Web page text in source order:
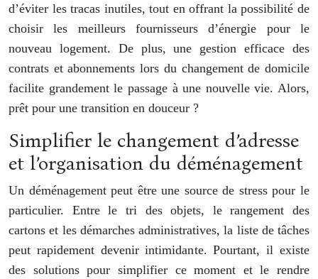
d’éviter les tracas inutiles, tout en offrant la possibilité de
choisir les meilleurs fournisseurs d’énergie pour le
nouveau logement. De plus, une gestion efficace des
contrats et abonnements lors du changement de domicile
facilite grandement le passage à une nouvelle vie. Alors,
prêt pour une transition en douceur ?
Simplifier le changement d’adresse
et l’organisation du déménagement
Un déménagement peut être une source de stress pour le
particulier. Entre le tri des objets, le rangement des
cartons et les démarches administratives, la liste de tâches
peut rapidement devenir intimidante. Pourtant, il existe
des solutions pour simplifier ce moment et le rendre